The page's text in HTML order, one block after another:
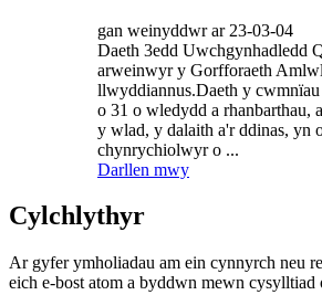
gan weinyddwr ar 23-03-04
Daeth 3edd Uwchgynhadledd
arweinwyr y Gorfforaeth
llwyddiannus.Daeth y cwmnïau
o 31 o wledydd a rhanbarthau,
y wlad, y dalaith a'r ddinas, yn
chynrychiolwyr o ...
Darllen mwy
Cylchlythyr
Ar gyfer ymholiadau am ein cynnyrch neu
eich e-bost atom a byddwn mewn cysylltiad